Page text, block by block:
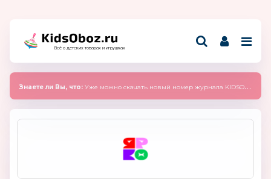
Всё о детских товарах и игрушках
Знаете ли Вы, что: Уже можно скачать новый номер журнала KIDSOBOZ 2025 (сентябрь)